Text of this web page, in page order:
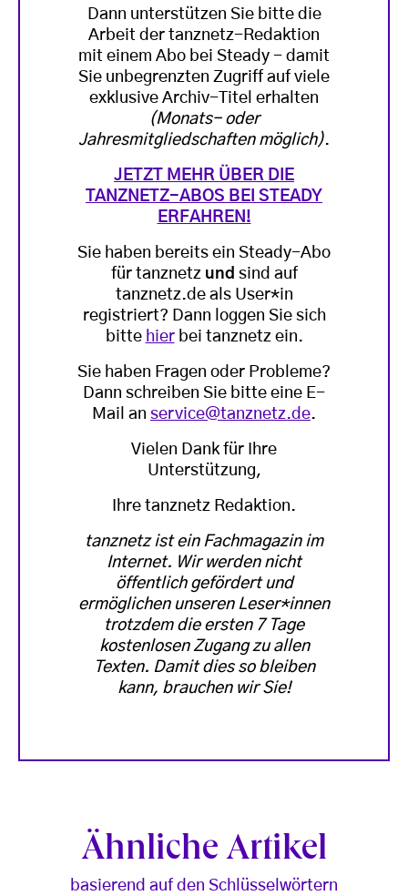
Dann unterstützen Sie bitte die
Arbeit der tanznetz-Redaktion
mit einem Abo bei Steady - damit
Sie unbegrenzten Zugriff auf viele
exklusive Archiv-Titel erhalten
(Monats- oder
Jahresmitgliedschaften möglich).
JETZT MEHR ÜBER DIE
TANZNETZ-ABOS BEI STEADY
ERFAHREN!
Sie haben bereits ein Steady-Abo
für tanznetz und sind auf
tanznetz.de als User*in
registriert? Dann loggen Sie sich
bitte hierbei tanznetz ein.
Sie haben Fragen oder Probleme?
Dann schreiben Sie bitte eine E-
Mail an service@tanznetz.de.
Vielen Dank für Ihre
Unterstützung,
Ihre tanznetz Redaktion.
tanznetz ist ein Fachmagazin im
Internet. Wir werden nicht
öffentlich gefördert und
ermöglichen unseren Leser*innen
trotzdem die ersten 7 Tage
kostenlosen Zugang zu allen
Texten. Damit dies so bleiben
kann, brauchen wir Sie!
Ähnliche Artikel
basierend auf den Schlüsselwörtern